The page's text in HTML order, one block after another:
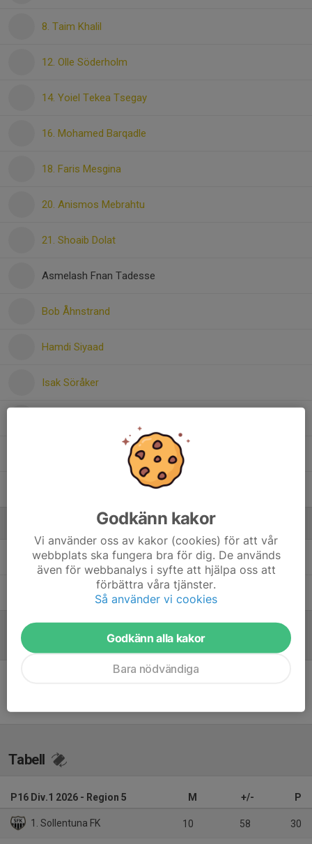
8. Taim Khalil
12. Olle Söderholm
14. Yoiel Tekea Tsegay
16. Mohamed Barqadle
18. Faris Mesgina
20. Anismos Mebrahtu
21. Shoaib Dolat
Asmelash Fnan Tadesse
Bob Åhnstrand
Hamdi Siyaad
Isak Söråker
Ahmad Sajad KamjoTränare
Lennart AdolphiLagledare
Referat
Tabell
P16 Div.1 2026 - Region 5 M +/- P
1. Sollentuna FK 10 58 30
Godkänn kakor
Vi använder oss av kakor (cookies) för att vår
webbplats ska fungera bra för dig. De används
även för webbanalys i syfte att hjälpa oss att
förbättra våra tjänster.
Så använder vi cookies
Godkänn alla kakor
Bara nödvändiga